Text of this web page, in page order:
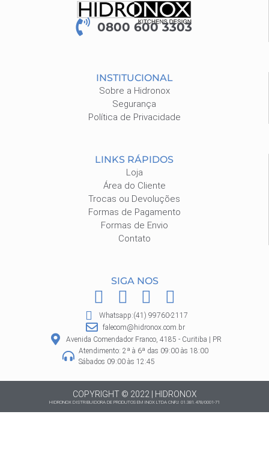
0800 600 3303
INSTITUCIONAL
Sobre a Hidronox
Segurança
Política de Privacidade
LINKS RÁPIDOS
Loja
Área do Cliente
Trocas ou Devoluções
Formas de Pagamento
Formas de Envio
Contato
SIGA NOS
F
a
c
e
b
o
o
k
I
n
s
t
a
g
r
a
P
i
n
t
e
r
e
s
W
h
a
t
a
p
p
Whatsapp:(41) 99760-2117
falecom@hidronox.com.br
Avenida Comendador Franco, 4185 - Curitiba | PR
Atendimento: 2ª à 6ª das 09:00 às 18:00
Sábados 09:00 às 12:45
COPYRIGHT © 2022 | HIDRONOX
HIDRONOX DISTRIBUIDORA DE PRODUTOS EM INOX LTDA CNPJ: 01.381.478/0001-71